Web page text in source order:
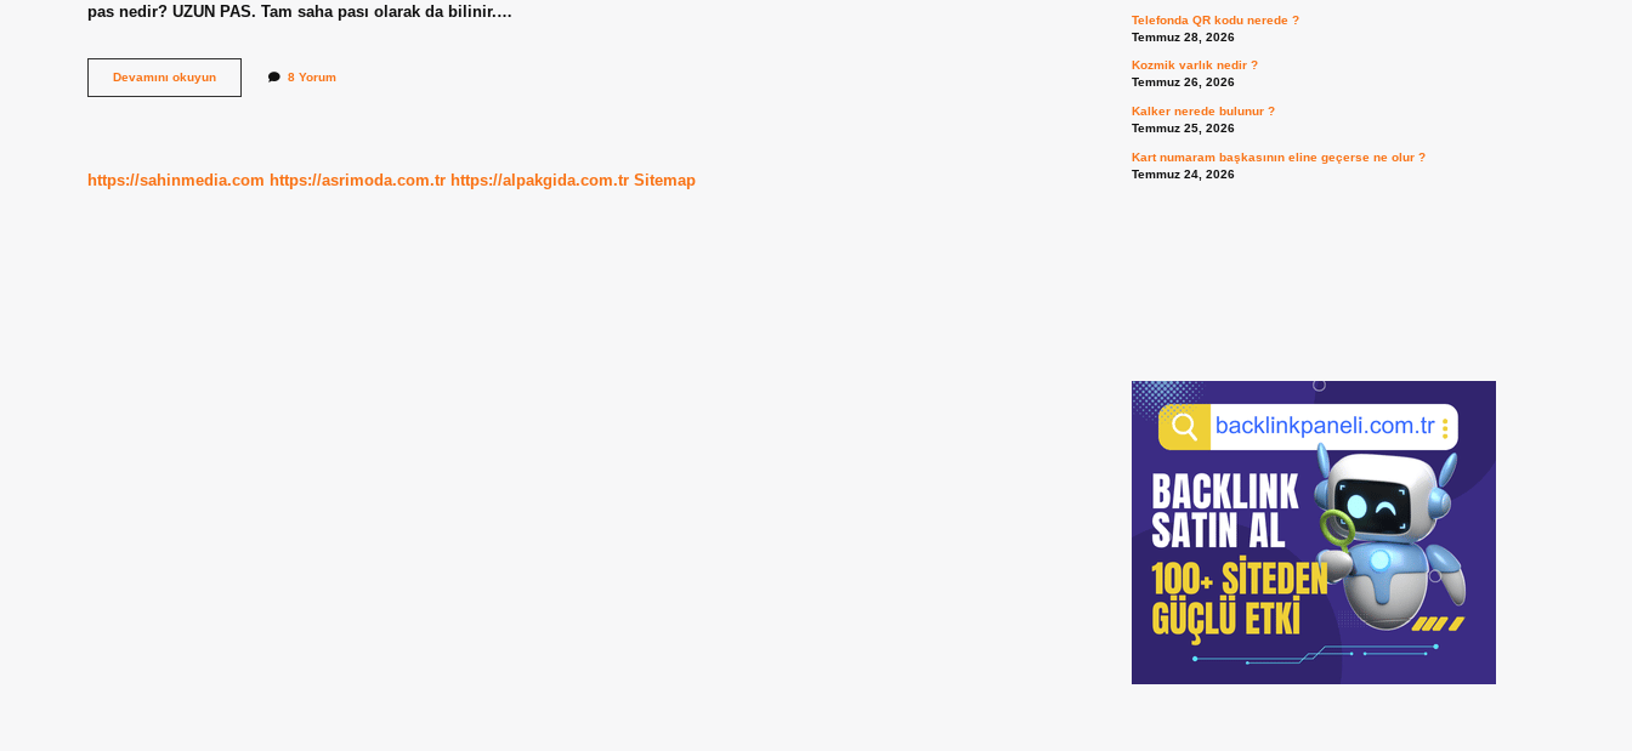
pas nedir? UZUN PAS. Tam saha pası olarak da bilinir.…
Devamını okuyunFutbolda
Pas
8 Yorum
https://sahinmedia.com https://asrimoda.com.tr https://alpakgida.com.tr Sitemap
Telefonda QR kodu nerede ?
Temmuz 28, 2026
Kozmik varlık nedir ?
Temmuz 26, 2026
Kalker nerede bulunur ?
Temmuz 25, 2026
Kart numaram başkasının eline geçerse ne olur ?
Temmuz 24, 2026